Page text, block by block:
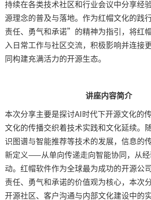
持续在各类技术社区和行业会议中分享经
源理念的普及与落地。作为红帽文化的践
责任、勇气和承诺”的精神为指引，将红
入日常工作与社区交流，积极影响并连接
同构建充满活力的开源生态。
讲座内容简介
本次分享主要是探讨AI时代下开源文化的
文化的传播交织着技术实践和文化延续。
识图谱与智能推荐等技术的发展，信息的
新定义——从单向传递走向智能协同，从经
动。红帽软件作为全球最为成功的开源公
责任、勇气和承诺的价值观为核心，本次
开源社区、客户沟通与内部文化建设中的